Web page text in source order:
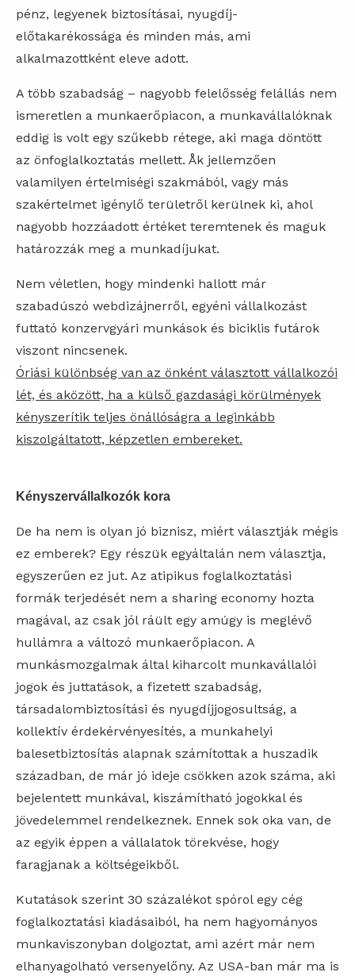
pénz, legyenek biztosításai, nyugdíj-
előtakarékossága és minden más, ami
alkalmazottként eleve adott.
A több szabadság – nagyobb felelősség felállás nem
ismeretlen a munkaerőpiacon, a munkavállalóknak
eddig is volt egy szűkebb rétege, aki maga döntött
az önfoglalkoztatás mellett. Åk jellemzően
valamilyen értelmiségi szakmából, vagy más
szakértelmet igénylő területről kerülnek ki, ahol
nagyobb hozzáadott értéket teremtenek és maguk
határozzák meg a munkadíjukat.
Nem véletlen, hogy mindenki hallott már
szabadúszó webdizájnerről, egyéni vállalkozást
futtató konzervgyári munkások és biciklis futárok
viszont nincsenek.
Óriási különbség van az önként választott vállalkozói
lét, és aközött, ha a külső gazdasági körülmények
kényszerítik teljes önállóságra a leginkább
kiszolgáltatott, képzetlen embereket.
Kényszervállalkozók kora
De ha nem is olyan jó biznisz, miért választják mégis
ez emberek? Egy részük egyáltalán nem választja,
egyszerűen ez jut. Az atipikus foglalkoztatási
formák terjedését nem a sharing economy hozta
magával, az csak jól ráült egy amúgy is meglévő
hullámra a változó munkaerőpiacon. A
munkásmozgalmak által kiharcolt munkavállalói
jogok és juttatások, a fizetett szabadság,
társadalombiztosítási és nyugdíjjogosultság, a
kollektív érdekérvényesítés, a munkahelyi
balesetbiztosítás alapnak számítottak a huszadik
században, de már jó ideje csökken azok száma, aki
bejelentett munkával, kiszámítható jogokkal és
jövedelemmel rendelkeznek. Ennek sok oka van, de
az egyik éppen a vállalatok törekvése, hogy
faragjanak a költségeikből.
Kutatások szerint 30 százalékot spórol egy cég
foglalkoztatási kiadásaiból, ha nem hagyományos
munkaviszonyban dolgoztat, ami azért már nem
elhanyagolható versenyelőny. Az USA-ban már ma is